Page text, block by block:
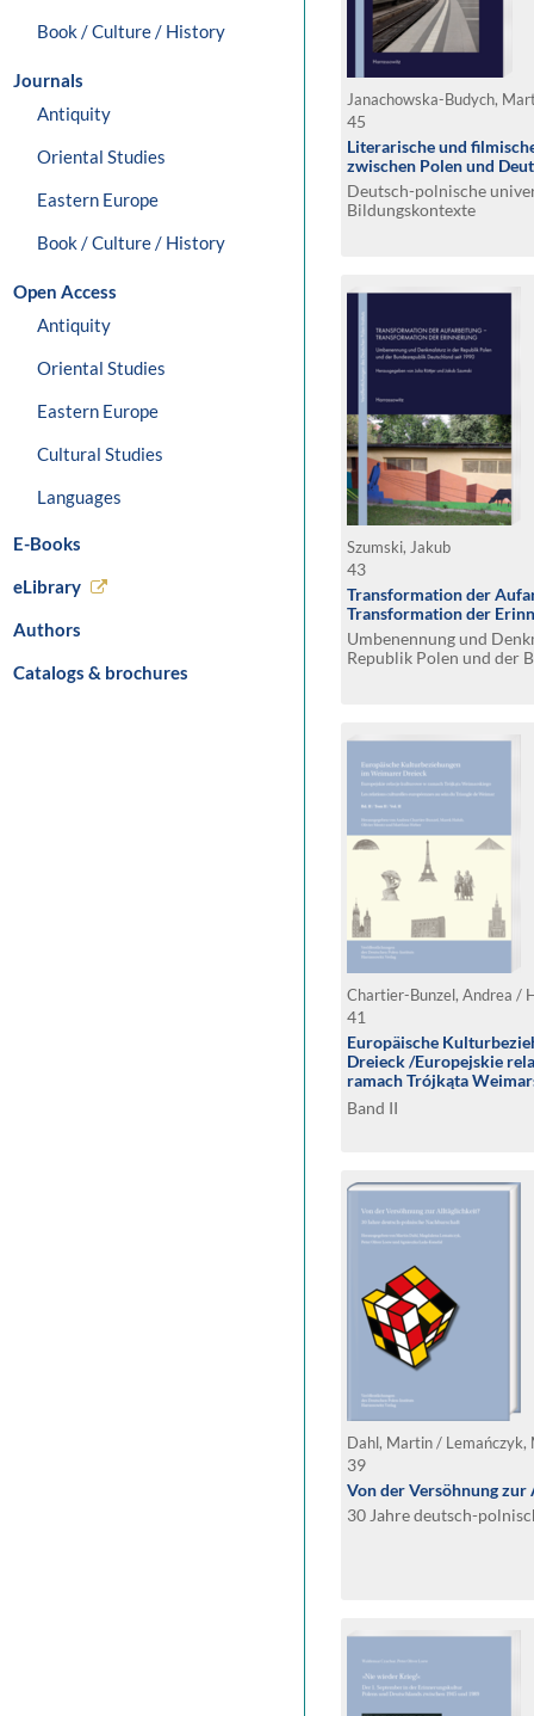
Book / Culture / History
Journals
Antiquity
Oriental Studies
Eastern Europe
Book / Culture / History
Open Access
Antiquity
Oriental Studies
Eastern Europe
Cultural Studies
Languages
E-Books
eLibrary
Authors
Catalogs & brochures
Janachowska-Budych,
45
Literarische und
zwischen Polen und
Deutsch-polnische
Bildungskontexte
Szumski, Jakub
43
Transformation der
Transformation der
Umbenennung und
Republik Polen und der
41
Europäische
Dreieck /Europejskie
ramach Trójkąta
culturelles européennes
Weimar
Band II
39
Von der Versöhnung
30 Jahre deutsch-